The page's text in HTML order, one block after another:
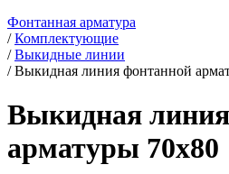
Фонтанная арматура
/Комплектующие
/Выкидные линии
/Выкидная линия фонтанной
Выкидная
арматуры 70x80